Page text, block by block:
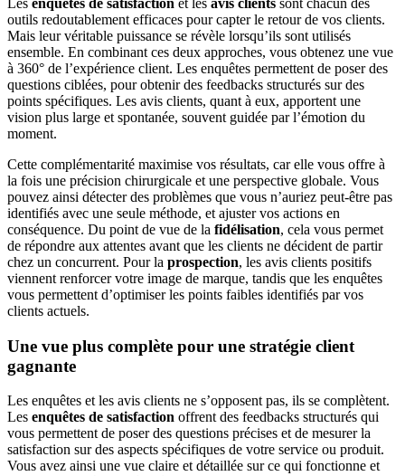
Les enquêtes de satisfaction et les avis clients sont chacun des
outils redoutablement efficaces pour capter le retour de vos clients.
Mais leur véritable puissance se révèle lorsqu’ils sont utilisés
ensemble. En combinant ces deux approches, vous obtenez une vue
à 360° de l’expérience client. Les enquêtes permettent de poser des
questions ciblées, pour obtenir des feedbacks structurés sur des
points spécifiques. Les avis clients, quant à eux, apportent une
vision plus large et spontanée, souvent guidée par l’émotion du
moment.
Cette complémentarité maximise vos résultats, car elle vous offre à
la fois une précision chirurgicale et une perspective globale. Vous
pouvez ainsi détecter des problèmes que vous n’auriez peut-être pas
identifiés avec une seule méthode, et ajuster vos actions en
conséquence. Du point de vue de la fidélisation, cela vous permet
de répondre aux attentes avant que les clients ne décident de partir
chez un concurrent. Pour la prospection, les avis clients positifs
viennent renforcer votre image de marque, tandis que les enquêtes
vous permettent d’optimiser les points faibles identifiés par vos
clients actuels.
Une vue plus complète pour une stratégie client
gagnante
Les enquêtes et les avis clients ne s’opposent pas, ils se complètent.
Les enquêtes de satisfaction offrent des feedbacks structurés qui
vous permettent de poser des questions précises et de mesurer la
satisfaction sur des aspects spécifiques de votre service ou produit.
Vous avez ainsi une vue claire et détaillée sur ce qui fonctionne et